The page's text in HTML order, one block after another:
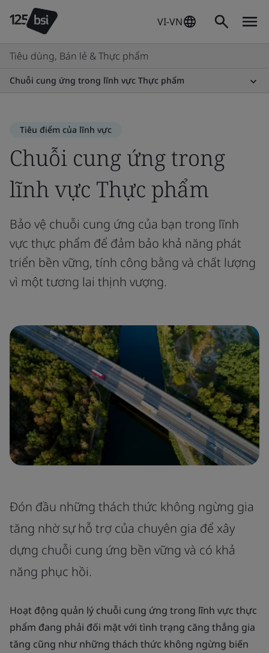
VI-VN
Tiêu dùng, Bán lẻ & Thực phẩm
Chuỗi cung ứng trong lĩnh vực Thực phẩm
Tiêu điểm của lĩnh vực
Chuỗi cung ứng trong
lĩnh vực Thực phẩm
Bảo vệ chuỗi cung ứng của bạn trong lĩnh
vực thực phẩm để đảm bảo khả năng phát
triển bền vững, tính công bằng và chất lượng
vì một tương lai thịnh vượng.
Đón đầu những thách thức không ngừng gia
tăng nhờ sự hỗ trợ của chuyên gia để xây
dựng chuỗi cung ứng bền vững và có khả
năng phục hồi.
Hoạt động quản lý chuỗi cung ứng trong lĩnh vực thực
phẩm đang phải đối mặt với tình trạng căng thẳng gia
tăng cũng như những thách thức không ngừng biến